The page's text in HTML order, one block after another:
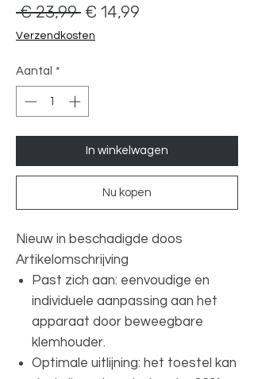
€ 23,99 Normale
prijs
€ 14,99
Verzendkosten
Aantal *
In winkelwagen
Nu kopen
Nieuw in beschadigde doos
Artikelomschrijving
Past zich aan: eenvoudige en
individuele aanpassing aan het
apparaat door beweegbare
klemhouder.
Optimale uitlijning: het toestel kan